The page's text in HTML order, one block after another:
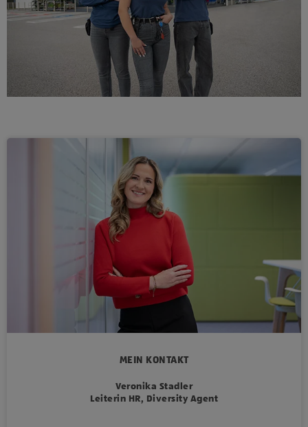
MEIN KONTAKT
Veronika Stadler
Leiterin HR, Diversity Agent